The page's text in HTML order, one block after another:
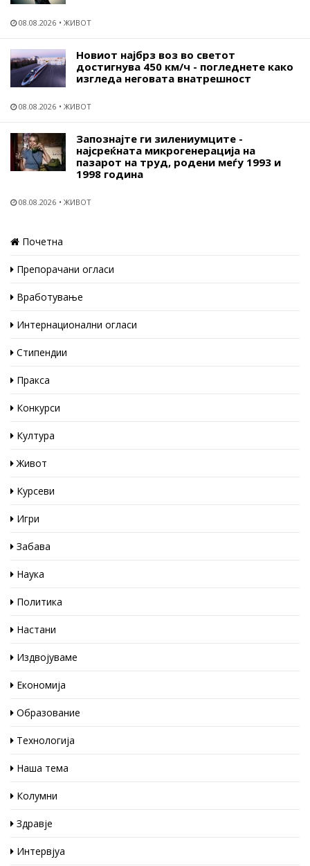
08.08.2026 ЖИВОТ
Новиот најбрз воз во светот
достигнува 450 км/ч - погледнете како
изгледа неговата внатрешност
08.08.2026 ЖИВОТ
Запознајте ги зилениумците -
најсреќната микрогенерација на
пазарот на труд, родени меѓу 1993 и
1998 година
08.08.2026 ЖИВОТ
Почетна
Препорачани огласи
Вработување
Интернационални огласи
Стипендии
Пракса
Конкурси
Култура
Живот
Курсеви
Игри
Забава
Наука
Политика
Настани
Издвојуваме
Економија
Образование
Технологија
Наша тема
Колумни
Здравје
Интервјуа